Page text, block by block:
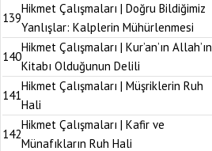
139
Hikmet Çalışmaları | Doğru Bildiğimiz
Yanlışlar: Kalplerin Mühürlenmesi
140
Hikmet Çalışmaları | Kur’an’ın Allah’ın
Kitabı Olduğunun Delili
141
Hikmet Çalışmaları | Müşriklerin Ruh
Hali
142
Hikmet Çalışmaları | Kafir ve
Münafıkların Ruh Hali